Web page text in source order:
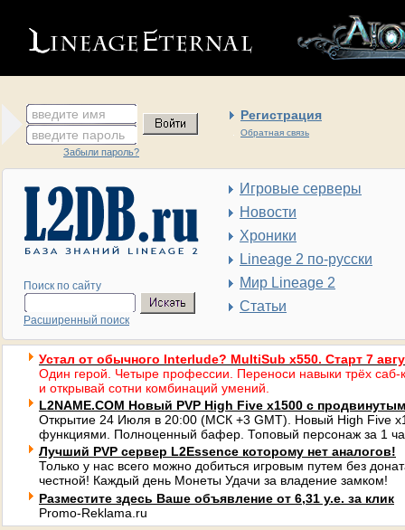
введите имя Регистрация
Обратная связь
введите пароль
Забыли пароль?
Поиск по сайту
Расширенный поиск
Игровые серверы
Новости
Хроники
Lineage 2 по-русски
Мир Lineage 2
Статьи
Устал от обычного Interlude? MultiSub x550. Старт 7
Один герой. Четыре профессии. Переноси навыки трёх саб-
и открывай сотни комбинаций умений.
L2NAME.COM Новый PVP High Five x1500 с
Открытие 24 Июля в 20:00 (МСК +3 GMT). Новый High Five
функциями. Полноценный бафер. Топовый персонаж за 1
Лучший PVP сервер L2Essence которому нет аналогов!
Только у нас всего можно добиться игровым путем без
честной! Каждый день Монеты Удачи за владение замком!
Разместите здесь Ваше объявление от 6,31 у.е. за клик
Promo-Reklama.ru